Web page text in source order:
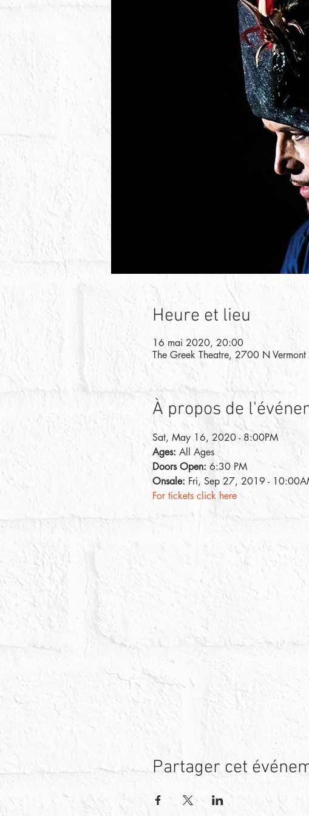
Heure et lieu
16 mai 2020, 20:00
The Greek Theatre, 2700 N
À propos de
Sat, May 16, 2020 - 8:00PM
Ages: All Ages
Doors Open: 6:30 PM
Onsale: Fri, Sep 27, 2019 -
For tickets click here
Partager cet